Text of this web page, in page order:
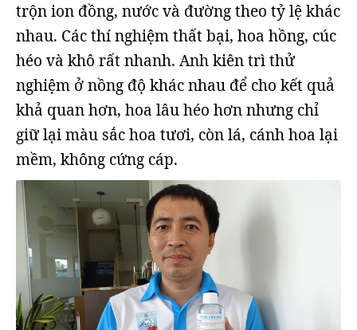
trộn ion đồng, nước và đường theo tỷ lệ khác
nhau. Các thí nghiệm thất bại, hoa hồng, cúc
héo và khô rất nhanh. Anh kiên trì thử
nghiệm ở nồng độ khác nhau để cho kết quả
khả quan hơn, hoa lâu héo hơn nhưng chỉ
giữ lại màu sắc hoa tươi, còn lá, cánh hoa lại
mềm, không cứng cáp.